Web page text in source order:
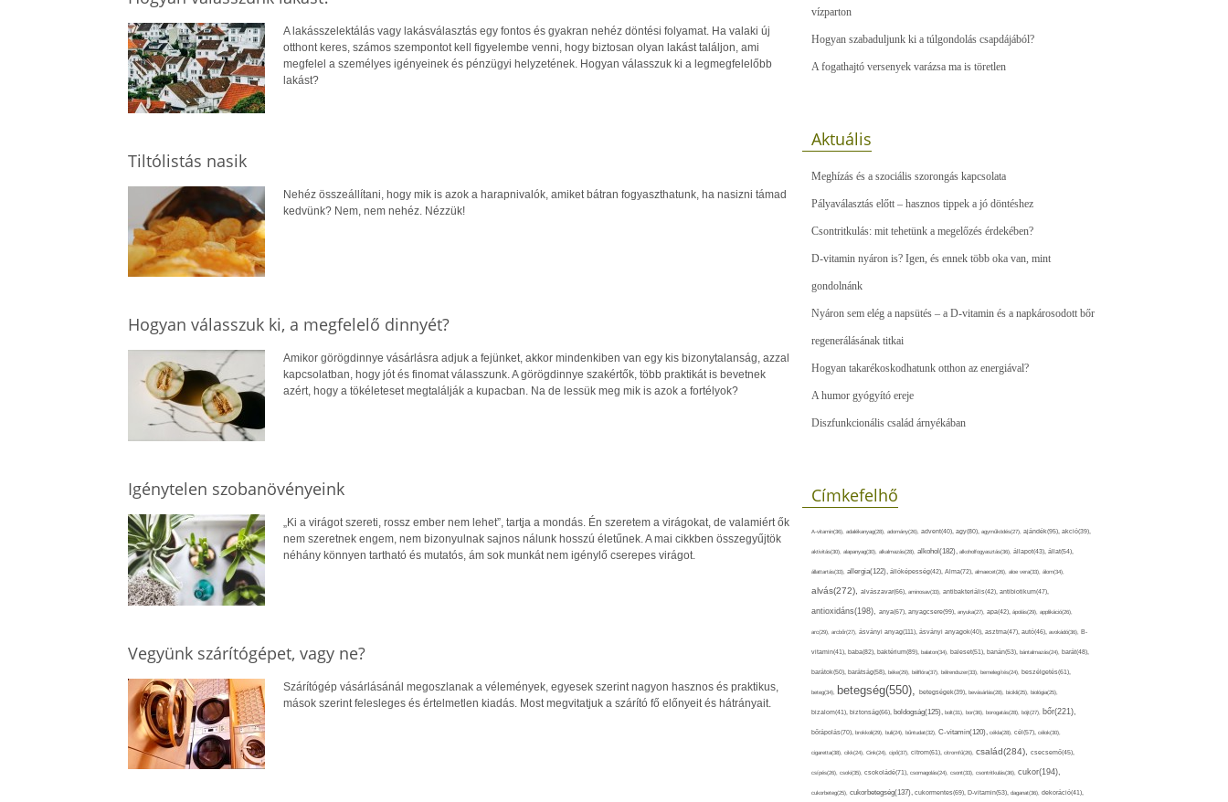
A lakásszelektálás vagy lakásválasztás egy fontos és gyakran nehéz döntési folyamat. Ha valaki új
otthont keres, számos szempontot kell figyelembe venni, hogy biztosan olyan lakást találjon, ami
megfelel a személyes igényeinek és pénzügyi helyzetének. Hogyan válasszuk ki a legmegfelelőbb
lakást?
Tiltólistás nasik
Nehéz összeállítani, hogy mik is azok a harapnivalók, amiket bátran fogyaszthatunk, ha nasizni támad
kedvünk? Nem, nem nehéz. Nézzük!
Hogyan válasszuk ki, a megfelelő dinnyét?
Amikor görögdinnye vásárlásra adjuk a fejünket, akkor mindenkiben van egy kis bizonytalanság, azzal
kapcsolatban, hogy jót és finomat válasszunk. A görögdinnye szakértők, több praktikát is bevetnek
azért, hogy a tökéleteset megtalálják a kupacban. Na de lessük meg mik is azok a fortélyok?
Igénytelen szobanövényeink
„Ki a virágot szereti, rossz ember nem lehet”, tartja a mondás. Én szeretem a virágokat, de valamiért ők
nem szeretnek engem, nem bizonyulnak sajnos nálunk hosszú életűnek. A mai cikkben összegyűjtök
néhány könnyen tartható és mutatós, ám sok munkát nem igénylő cserepes virágot.
Vegyünk szárítógépet, vagy ne?
Szárítógép vásárlásánál megoszlanak a vélemények, egyesek szerint nagyon hasznos és praktikus,
mások szerint felesleges és értelmetlen kiadás. Most megvitatjuk a szárító fő előnyeit és hátrányait.
vízparton
Hogyan szabaduljunk ki a túlgondolás csapdájából?
A fogathajtó versenyek varázsa ma is töretlen
Aktuális
Meghízás és a szociális szorongás kapcsolata
Pályaválasztás előtt – hasznos tippek a jó döntéshez
Csontritkulás: mit tehetünk a megelőzés érdekében?
D-vitamin nyáron is? Igen, és ennek több oka van, mint
gondolnánk
Nyáron sem elég a napsütés – a D-vitamin és a napkárosodott bőr
regenerálásának titkai
Hogyan takarékoskodhatunk otthon az energiával?
A humor gyógyító ereje
Diszfunkcionális család árnyékában
Címkefelhő
A-vitamin(36), adalékanyag(28), adomány(26), advent(40), agy(80), agyműködés(27), ajándék(95), akció(39),
aktivitás(30), alapanyag(30), alkalmazás(28), alkohol(182), alkoholfogyasztás(36), állapot(43), állat(54),
állattartás(33), allergia(122), állóképesség(42), Alma(72), almaecet(26), aloe vera(33), álom(34),
alvás(272), alvászavar(66), aminosav(33), antibakteriális(42), antibiotikum(47),
antioxidáns(198), anya(67), anyagcsere(99), anyuka(27), apa(42), ápolás(29), applikáció(26),
arc(29), arcbőr(27), ásványi anyag(111), ásványi anyagok(40), asztma(47), autó(46), avokádó(36), B-
vitamin(41), baba(82), baktérium(89), balaton(34), baleset(51), banán(53), bántalmazás(24), barát(48),
barátok(50), barátság(58), béke(29), bélflóra(37), bélrendszer(33), bemelegítés(24), beszélgetés(61),
beteg(34), betegség(550), betegségek(39), bevásárlás(28), bicikli(25), biológia(25),
bizalom(41), biztonság(66), boldogság(125), bolt(31), bor(36), borogatás(28), böjt(27), bőr(221),
bőrápolás(70), brokkoli(29), buli(24), bűntudat(32), C-vitamin(120), cékla(28), cél(57), célok(30),
cigaretta(38), cikk(24), Cink(24), cipő(37), citrom(61), citromfű(26), család(284), csecsemő(45),
csípés(26), csoki(35), csokoládé(71), csomagolás(24), csont(33), csontritkulás(36), cukor(194),
cukorbeteg(25), cukorbetegség(137), cukormentes(69), D-vitamin(53), daganat(36), dekoráció(41),